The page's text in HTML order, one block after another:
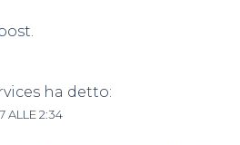
ha detto:
ALLE 2:34